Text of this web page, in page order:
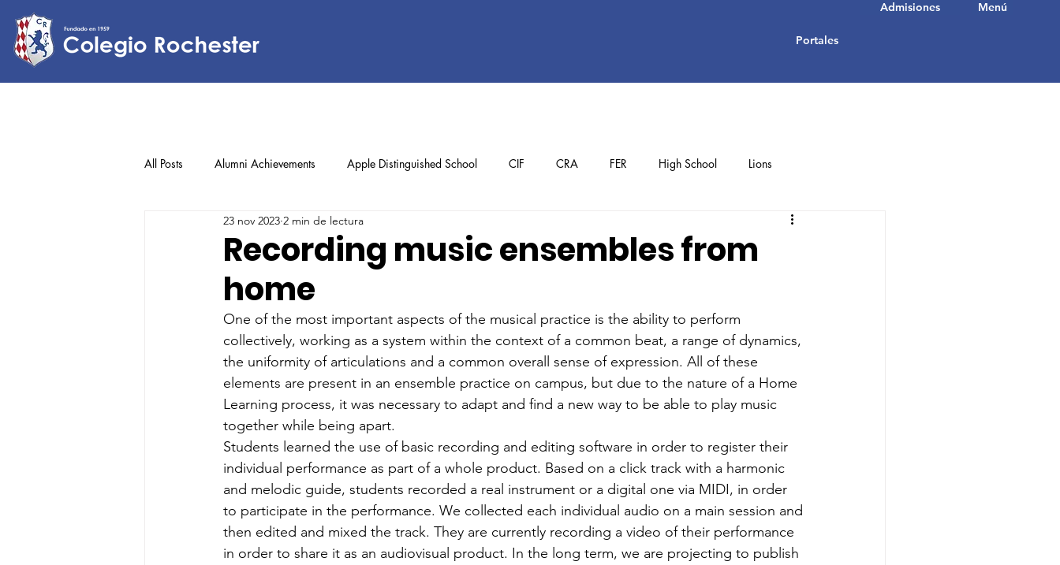
Portales
Menú
Admisiones
All Posts Alumni Achievements Apple Distinguished School CIF CRA FER High School Lions
Lower Elementary Middle School Student Achievements
Upper Elementary
Recording music ensembles from
home
23 nov 2023 2 min de lectura
One of the most important aspects of the musical practice is the ability to perform
collectively, working as a system within the context of a common beat, a range of dynamics,
the uniformity of articulations and a common overall sense of expression. All of these
elements are present in an ensemble practice on campus, but due to the nature of a Home
Learning process, it was necessary to adapt and find a new way to be able to play music
together while being apart.
Students learned the use of basic recording and editing software in order to register their
individual performance as part of a whole product. Based on a click track with a harmonic
and melodic guide, students recorded a real instrument or a digital one via MIDI, in order
to participate in the performance. We collected each individual audio on a main session and
then edited and mixed the track. They are currently recording a video of their performance
in order to share it as an audiovisual product. In the long term, we are projecting to publish